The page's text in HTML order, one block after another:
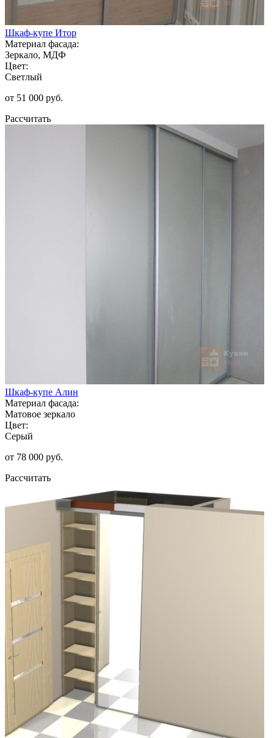
Шкаф-купе Итор
Материал фасада:
Зеркало, МДФ
Цвет:
Светлый
от 51 000 руб.
Рассчитать
Шкаф-купе Алин
Материал фасада:
Матовое зеркало
Цвет:
Серый
от 78 000 руб.
Рассчитать